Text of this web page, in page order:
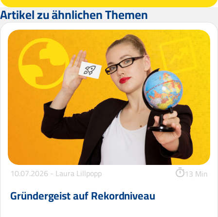
Artikel zu ähnlichen Themen
10.07.2026 - Laura Lillpopp 13 Min
Gründergeist auf Rekordniveau